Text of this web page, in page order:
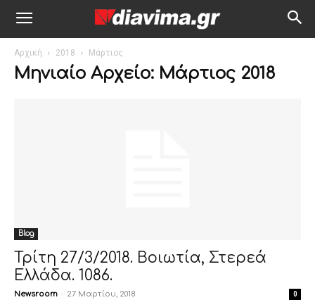
Αρχική 2018 Μάρτιος
Μηνιαίο Αρχείο: Μάρτιος 2018
Blog
Τρίτη 27/3/2018. Βοιωτία, Στερεά
Ελλάδα. 1086.
Newsroom - 27 Μαρτίου, 2018 0